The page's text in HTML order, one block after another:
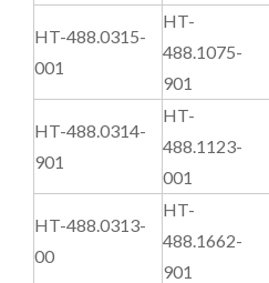
HT-488.0315-
001
HT-
488.1075-
901
HT-488.0314-
901
HT-
488.1123-
001
HT-488.0313-
00
HT-
488.1662-
901